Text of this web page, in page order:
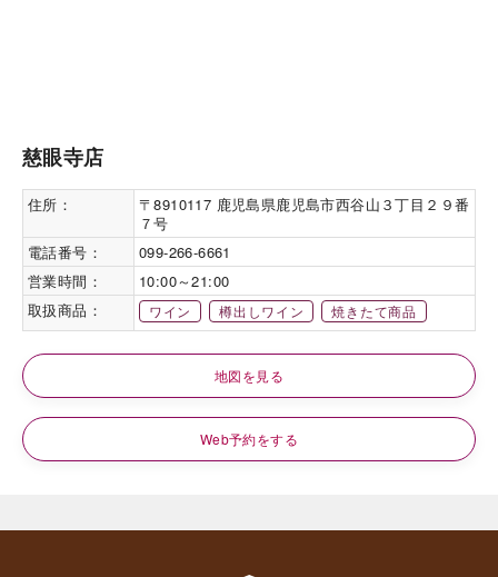
慈眼寺店
住所：
〒8910117 鹿児島県鹿児島市西谷山３丁目２９番
７号
電話番号：
099-266-6661
営業時間：
10:00～21:00
取扱商品：
ワイン 樽出しワイン 焼きたて商品
地図を見る
Web予約をする